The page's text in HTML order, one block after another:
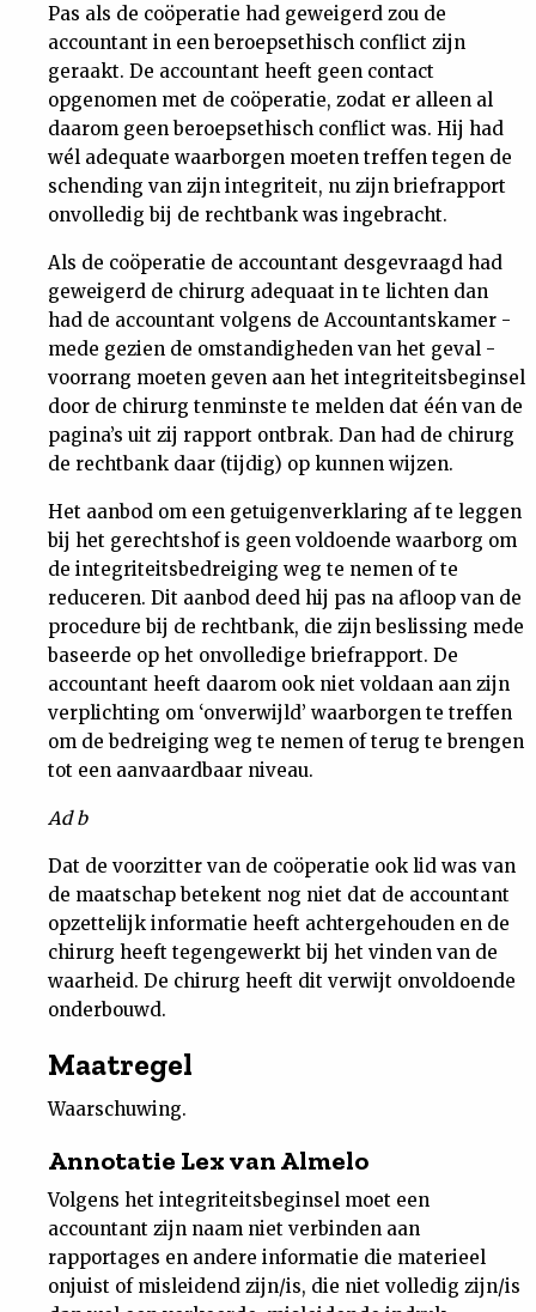
Pas als de coöperatie had geweigerd zou de
accountant in een beroepsethisch conflict zijn
geraakt. De accountant heeft geen contact
opgenomen met de coöperatie, zodat er alleen al
daarom geen beroepsethisch conflict was. Hij had
wél adequate waarborgen moeten treffen tegen de
schending van zijn integriteit, nu zijn briefrapport
onvolledig bij de rechtbank was ingebracht.
Als de coöperatie de accountant desgevraagd had
geweigerd de chirurg adequaat in te lichten dan
had de accountant volgens de Accountantskamer -
mede gezien de omstandigheden van het geval -
voorrang moeten geven aan het integriteitsbeginsel
door de chirurg tenminste te melden dat één van de
pagina’s uit zij rapport ontbrak. Dan had de chirurg
de rechtbank daar (tijdig) op kunnen wijzen.
Het aanbod om een getuigenverklaring af te leggen
bij het gerechtshof is geen voldoende waarborg om
de integriteitsbedreiging weg te nemen of te
reduceren. Dit aanbod deed hij pas na afloop van de
procedure bij de rechtbank, die zijn beslissing mede
baseerde op het onvolledige briefrapport. De
accountant heeft daarom ook niet voldaan aan zijn
verplichting om ‘onverwijld’ waarborgen te treffen
om de bedreiging weg te nemen of terug te brengen
tot een aanvaardbaar niveau.
Ad b
Dat de voorzitter van de coöperatie ook lid was van
de maatschap betekent nog niet dat de accountant
opzettelijk informatie heeft achtergehouden en de
chirurg heeft tegengewerkt bij het vinden van de
waarheid. De chirurg heeft dit verwijt onvoldoende
onderbouwd.
Maatregel
Waarschuwing.
Annotatie Lex van Almelo
Volgens het integriteitsbeginsel moet een
accountant zijn naam niet verbinden aan
rapportages en andere informatie die materieel
onjuist of misleidend zijn/is, die niet volledig zijn/is